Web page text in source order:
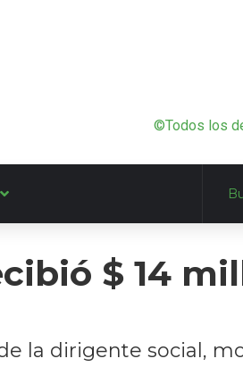
©Todos los
$ 14
la dirigente social,